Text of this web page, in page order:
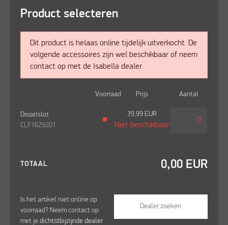
Product selecteren
Dit product is helaas online tijdelijk uitverkocht. De
volgende accessoires zijn wel beschikbaar of neem
contact op met de Isabella dealer.
Voorraad Prijs Aantal
Disselslot
CLF1629201
●
39,99 EUR
Niet beschikbaar
TOTAAL 0,00 EUR
Is het artikel niet online op
voorraad? Neem contact op
met jedichtstbijzijnde dealer
Dealer zoeken